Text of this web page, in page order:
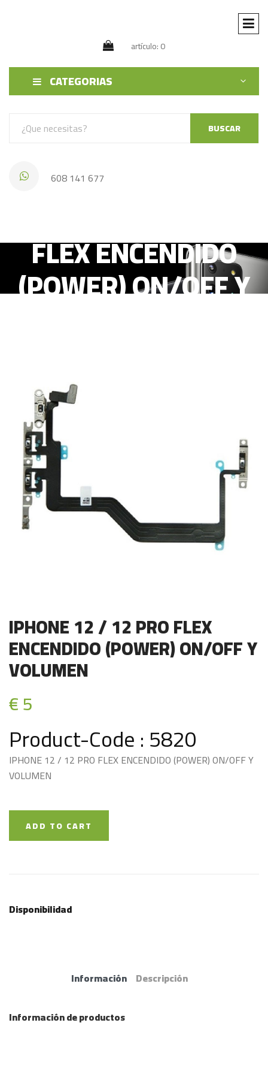
artículo: 0
CATEGORIAS
BUSCAR
608 141 677
FLEX ENCENDIDO
(POWER) ON/OFF Y
IPHONE 12 / 12 PRO FLEX
ENCENDIDO (POWER) ON/OFF Y
VOLUMEN
€ 5
Product-Code : 5820
IPHONE 12 / 12 PRO FLEX ENCENDIDO (POWER) ON/OFF Y
VOLUMEN
ADD TO CART
Disponibilidad
Información Descripción
Información de productos